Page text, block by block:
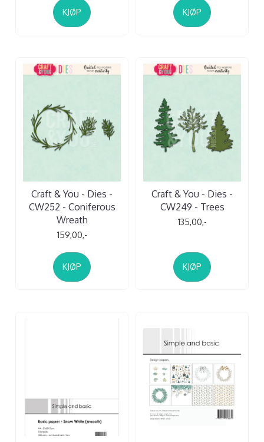
KJØP KJØP
Craft & You - Dies -
CW252 - Coniferous
Wreath
159,00,-
KJØP
Craft & You - Dies -
CW249 - Trees
135,00,-
KJØP